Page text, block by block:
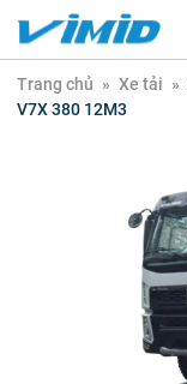
Trang chủ » Xe tải »
V7X 380 12M3